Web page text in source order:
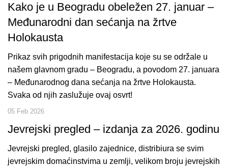
Kako je u Beogradu obeležen 27. januar –
Međunarodni dan sećanja na žrtve
Holokausta
Prikaz svih prigodnih manifestacija koje su se održale u
našem glavnom gradu – Beogradu, a povodom 27. januara
– Međunarodnog dana sećanja na žrtve Holokausta.
Svaka od njih zaslužuje ovaj osvrt!
05 Feb 2026
Jevrejski pregled – izdanja za 2026. godinu
Jevrejski pregled, glasilo zajednice, distribiura se svim
jevrejskim domaćinstvima u zemlji, velikom broju jevrejskih